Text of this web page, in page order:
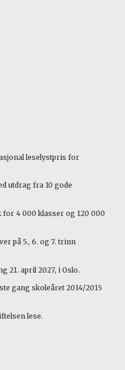
leselystpris for
utdrag fra 10 gode
4 000 klasser og 120 000
på 5., 6. og 7. trinn
21. april 2027, i Oslo.
gang skoleåret 2014/2015
lese.